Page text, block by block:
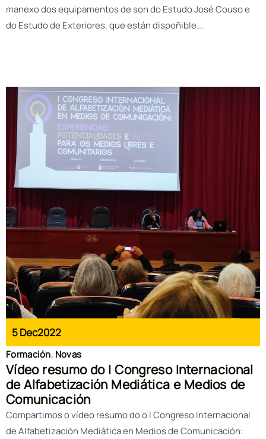
manexo dos equipamentos de son do Estudo José Couso e
do Estudo de Exteriores, que están dispoñible...
5 Dec2022
Formación, Novas
Vídeo resumo do I Congreso Internacional
de Alfabetización Mediática e Medios de
Comunicación
Compartimos o vídeo resumo do o I Congreso Internacional
de Alfabetización Mediática en Medios de Comunicación: